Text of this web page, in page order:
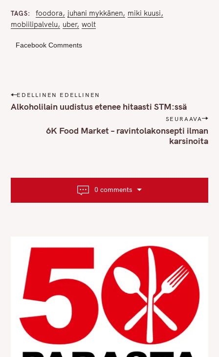
TAGS foodora juhani mykkänen
miki kuusi
mobiilipalvelu
uber wolt
Facebook Comments
P
o
i
EDELLINEN EDELLINEN
Alkoholilain uudistus etenee hitaasti STM:ssä
SEURAAVA
6K Food Market – ravintolakonsepti ilman
karsinoita
0 comments